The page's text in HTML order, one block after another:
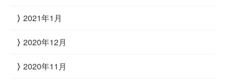
2021年1月
2020年12月
2020年11月